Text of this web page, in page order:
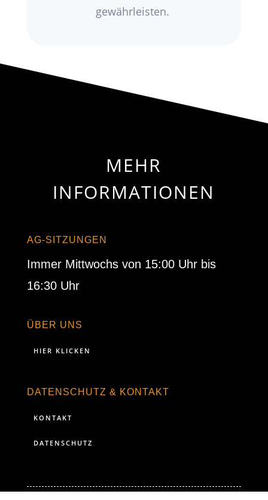
gewährleisten.
MEHR
INFORMATIONEN
AG-SITZUNGEN
Immer Mittwochs von 15:00 Uhr bis
16:30 Uhr
ÜBER UNS
HIER KLICKEN
DATENSCHUTZ & KONTAKT
KONTAKT
DATENSCHUTZ